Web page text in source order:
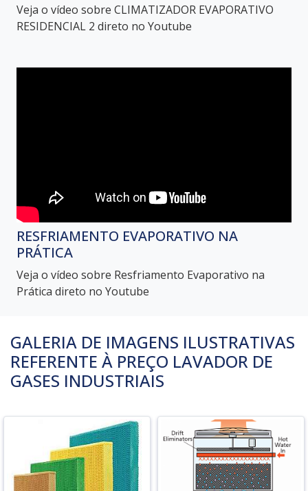
Veja o vídeo sobre CLIMATIZADOR EVAPORATIVO
RESIDENCIAL 2 direto no Youtube
RESFRIAMENTO EVAPORATIVO NA
PRÁTICA
Veja o vídeo sobre Resfriamento Evaporativo na
Prática direto no Youtube
GALERIA DE IMAGENS ILUSTRATIVAS
REFERENTE À PREÇO LAVADOR DE
GASES INDUSTRIAIS